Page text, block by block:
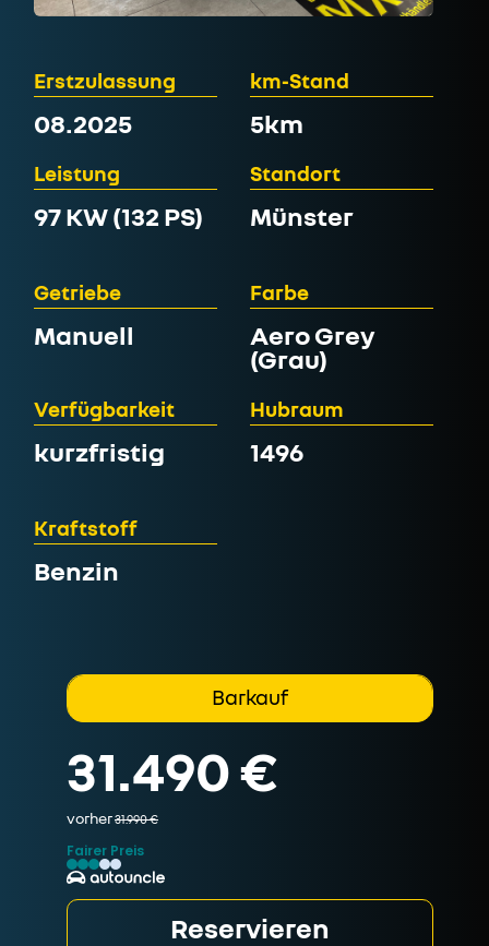
Erstzulassung
08.2025
km-Stand
5km
Leistung
97 KW (132 PS)
Standort
Münster
Getriebe
Manuell
Farbe
Aero Grey
(Grau)
Verfügbarkeit
kurzfristig
Hubraum
1496
Kraftstoff
Benzin
Barkauf
31.490 €
vorher31.990 €
Fairer Preis
Reservieren